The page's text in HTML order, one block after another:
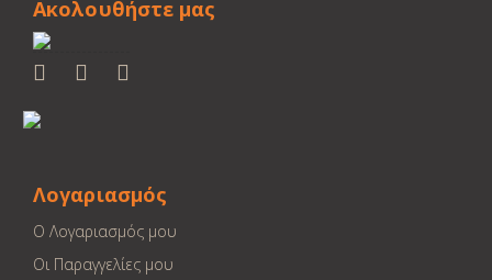
Ακολουθήστε μας
Λογαριασμός
Ο Λογαριασμός μου
Οι Παραγγελίες μου